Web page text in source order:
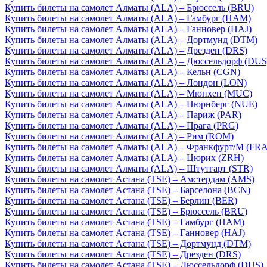
Купить билеты на самолет Алматы (ALA) – Брюссель (BRU)
Купить билеты на самолет Алматы (ALA) – Гамбург (HAM)
Купить билеты на самолет Алматы (ALA) – Ганновер (HAJ)
Купить билеты на самолет Алматы (ALA) – Дортмунд (DTM)
Купить билеты на самолет Алматы (ALA) – Дрезден (DRS)
Купить билеты на самолет Алматы (ALA) – Дюссельдорф
Купить билеты на самолет Алматы (ALA) – Кельн (CGN)
Купить билеты на самолет Алматы (ALA) – Лондон (LON)
Купить билеты на самолет Алматы (ALA) – Мюнхен (MUC)
Купить билеты на самолет Алматы (ALA) – Нюрнберг (NUE)
Купить билеты на самолет Алматы (ALA) – Париж (PAR)
Купить билеты на самолет Алматы (ALA) – Прага (PRG)
Купить билеты на самолет Алматы (ALA) – Рим (ROM)
Купить билеты на самолет Алматы (ALA) – Франкфурт/М
Купить билеты на самолет Алматы (ALA) – Цюрих (ZRH)
Купить билеты на самолет Алматы (ALA) – Штутгарт (STR)
Купить билеты на самолет Астана (TSE) – Амстердам (AMS)
Купить билеты на самолет Астана (TSE) – Барселона (BCN)
Купить билеты на самолет Астана (TSE) – Берлин (BER)
Купить билеты на самолет Астана (TSE) – Брюссель (BRU)
Купить билеты на самолет Астана (TSE) – Гамбург (HAM)
Купить билеты на самолет Астана (TSE) – Ганновер (HAJ)
Купить билеты на самолет Астана (TSE) – Дортмунд (DTM)
Купить билеты на самолет Астана (TSE) – Дрезден (DRS)
Купить билеты на самолет Астана (TSE) – Дюссельдорф (DUS)